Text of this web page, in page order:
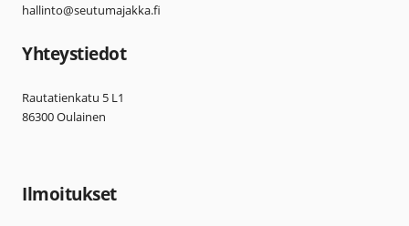
hallinto@seutumajakka.fi
Yhteystiedot
Rautatienkatu 5 L1
86300 Oulainen
Ilmoitukset